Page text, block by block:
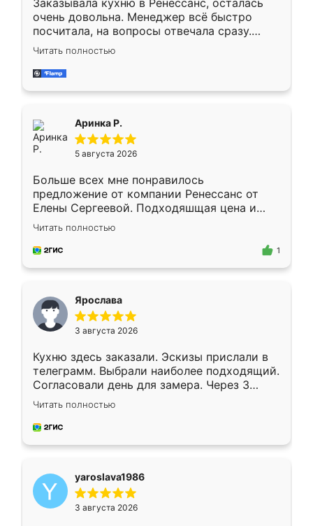
Заказывала кухню в Ренессанс, осталась
очень довольна. Менеджер всё быстро
посчитала, на вопросы отвечала сразу.
Замерщик приехал в субботу, подошёл к
делу со всей ответственностью. Собрали
за день, ребята работали аккуратно, даже
Читать полностью
Аринка Р.
5 августа 2026
Больше всех мне понравилось
предложение от компании Ренессанс от
Елены Сергеевой. Подходяшщая цена и
короткие сроки изготовления. Приехавший
для замера сотрудник Владислав
предложил по моему эскизу самый
Читать полностью
1
Ярослава
3 августа 2026
Кухню здесь заказали. Эскизы прислали в
телеграмм. Выбрали наиболее подходящий.
Согласовали день для замера. Через 3
недели кухня была уже готова. Остались
довольны работой. Спасибо Ренессанс
мебель за качественную работу!
Читать полностью
yaroslava1986
3 августа 2026